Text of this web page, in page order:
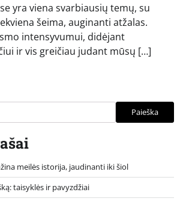
yra viena svarbiausių temų, su
šeima, auginanti atžalas.
intensyvumui, didėjant
ir vis greičiau judant mūsų […]
Paieška
meilės istorija, jaudinanti iki šiol
taisyklės ir pavyzdžiai